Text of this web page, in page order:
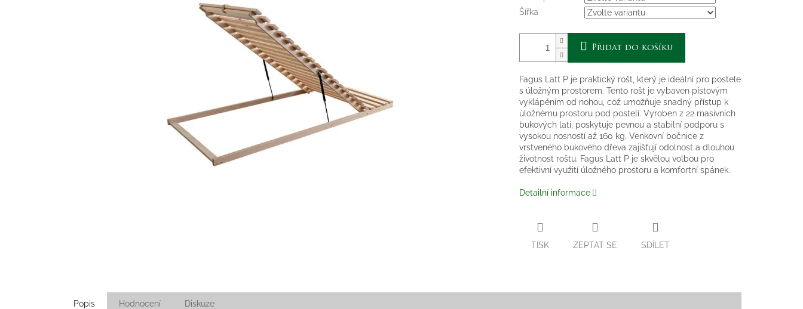
Šířka
Přidat do košíku
Fagus Latt P je praktický rošt, který je ideální pro postele
s úložným prostorem. Tento rošt je vybaven pístovým
vyklápěním od nohou, což umožňuje snadný přístup k
úložnému prostoru pod postelí. Vyroben z 22 masivních
bukových latí, poskytuje pevnou a stabilní podporu s
vysokou nosností až 160 kg. Venkovní bočnice z
vrstveného bukového dřeva zajišťují odolnost a dlouhou
životnost roštu. Fagus Latt P je skvělou volbou pro
efektivní využití úložného prostoru a komfortní spánek.
Detailní informace
TISK ZEPTAT SE SDÍLET
Popis Hodnocení Diskuze